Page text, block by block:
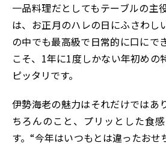
一品料理だとしてもテーブルの主
は、お正月のハレの日にふさわし
の中でも最高級で日常的に口にで
こそ、1年に1度しかない年初めの
ピッタリです。
伊勢海老の魅力はそれだけではあ
ちろんのこと、プリッとした食
す。“今年はいつもとは違ったおせ